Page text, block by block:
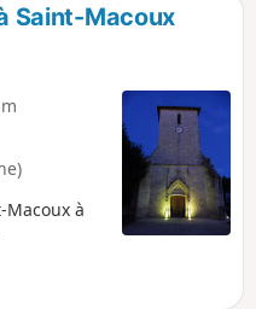
Saint-Macoux
Macoux à